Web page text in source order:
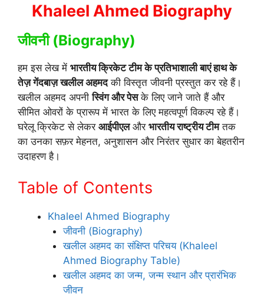
Khaleel Ahmed Biography
जीवनी (Biography)
हम इस लेख में भारतीय क्रिकेट टीम के प्रतिभाशाली बाएं हाथ के
तेज़ गेंदबाज़ खलील अहमदकी विस्तृत जीवनी प्रस्तुत कर रहे हैं।
खलील अहमद अपनीस्विंग और पेसके लिए जाने जाते हैं और
सीमित ओवरों के प्रारूप में भारत के लिए महत्वपूर्ण विकल्प रहे हैं।
घरेलू क्रिकेट से लेकर आईपीएलऔर भारतीय राष्ट्रीय टीमतक
का उनका सफ़र मेहनत, अनुशासन और निरंतर सुधार का बेहतरीन
उदाहरण है।
Table of Contents
Khaleel Ahmed Biography
जीवनी (Biography)
खलील अहमद का संक्षिप्त परिचय (Khaleel
Ahmed Biography Table)
खलील अहमद का जन्म, जन्म स्थान और प्रारंभिक
जीवन